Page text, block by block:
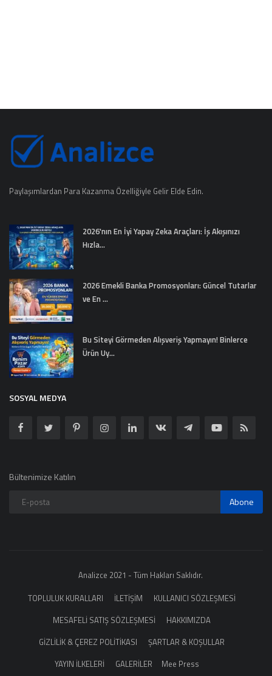
Paylaşımlardan Para Kazanma Özelliğiyle Gelir Elde Edin.
2026'nın En İyi Yapay Zeka Araçları: İş Akışınızı
Hızla...
2026 Emekli Banka Promosyonları: Güncel Tutarlar
ve En ...
Bu Siteyi Görmeden Alışveriş Yapmayın! Binlerce
Ürün Uy...
SOSYAL MEDYA
Bültenimize Katılın
Abone
Analizce 2021 - Tüm Hakları Saklıdır.
TOPLULUK KURALLARI
İLETİŞİM
KULLANICI SÖZLEŞMESİ
MESAFELİ SATIŞ SÖZLEŞMESİ
HAKKIMIZDA
GİZLİLİK & ÇEREZ POLİTİKASI
ŞARTLAR & KOŞULLAR
YAYIN İLKELERİ
GALERİLER Mee Press